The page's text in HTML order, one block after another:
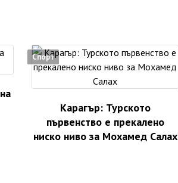
Спорт
Карагър: Турското
първенство е прекалено
ниско ниво за Мохамед Салах